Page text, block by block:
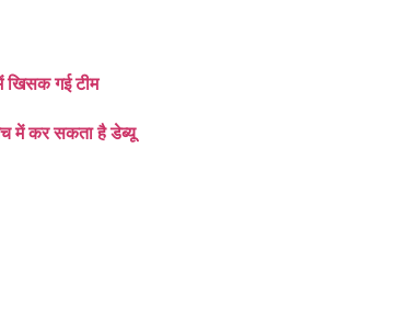
खिसक गई टीम
में कर सकता है डेब्यू